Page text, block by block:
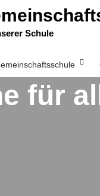
Schule
für